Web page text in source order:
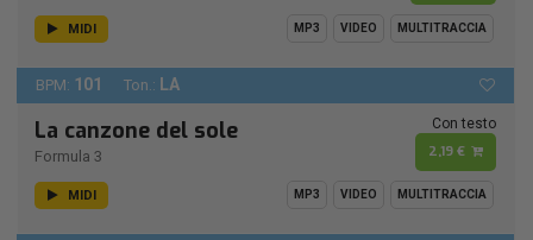
MIDI MP3 VIDEO MULTITRACCIA
BPM: 101 Ton.: LA
La canzone del sole
Formula 3
Con testo
2,19 €
MIDI MP3 VIDEO MULTITRACCIA